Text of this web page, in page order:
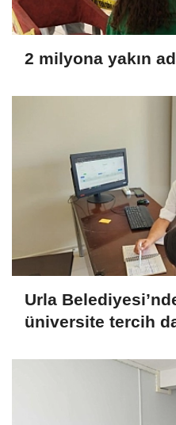
2 milyona yakın
Urla
üniversite tercih